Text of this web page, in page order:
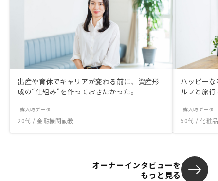
出産や育休でキャリアが変わる前に、資産形
成の“仕組み”を作っておきたかった。
購入時データ
20代 / 金融機関勤務
ハッピー
ルフと旅
購入時データ
50代 / 化粧
オーナーインタビューを
もっと見る